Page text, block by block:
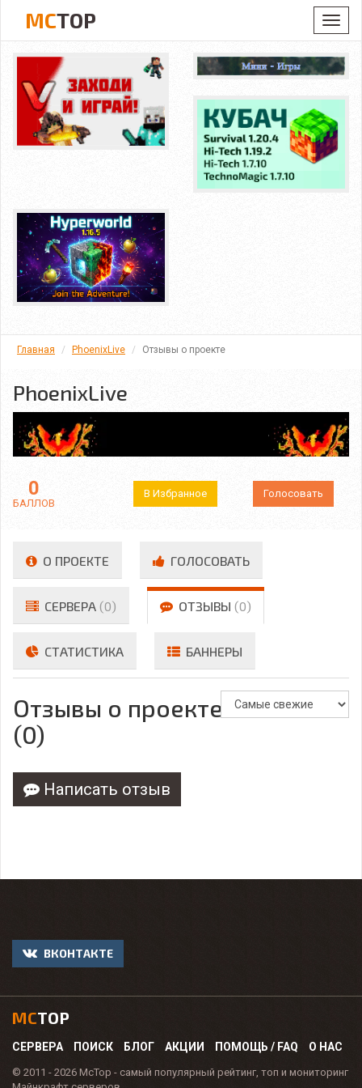
MCTOP
Главная PhoenixLive Отзывы о проекте
PhoenixLive
0
БАЛЛОВ
В Избранное Голосовать
О ПРОЕКТЕ ГОЛОСОВАТЬ
СЕРВЕРА (0) ОТЗЫВЫ (0)
СТАТИСТИКА БАННЕРЫ
Отзывы о проекте
(0)
Написать отзыв
ВКОНТАКТЕ
MCTOP
СЕРВЕРА ПОИСК БЛОГ АКЦИИ ПОМОЩЬ / FAQ О НАС
© 2011 - 2026 McTop - самый популярный рейтинг, топ и мониторинг